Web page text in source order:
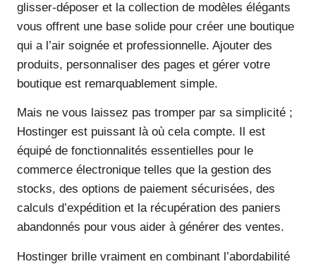
glisser-déposer et la collection de modèles élégants
vous offrent une base solide pour créer une boutique
qui a l’air soignée et professionnelle. Ajouter des
produits, personnaliser des pages et gérer votre
boutique est remarquablement simple.
Mais ne vous laissez pas tromper par sa simplicité ;
Hostinger est puissant là où cela compte. Il est
équipé de fonctionnalités essentielles pour le
commerce électronique telles que la gestion des
stocks, des options de paiement sécurisées, des
calculs d’expédition et la récupération des paniers
abandonnés pour vous aider à générer des ventes.
Hostinger brille vraiment en combinant l’abordabilité